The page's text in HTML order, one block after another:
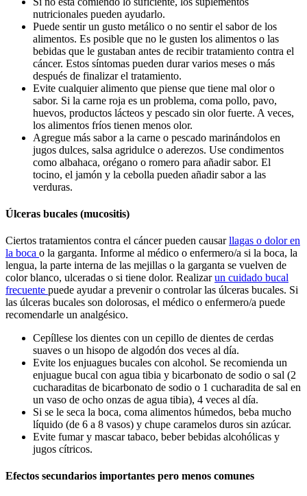
nutricionales pueden ayudarlo.
Puede sentir un gusto metálico o no sentir el sabor de los
alimentos. Es posible que no le gusten los alimentos o las
bebidas que le gustaban antes de recibir tratamiento contra el
cáncer. Estos síntomas pueden durar varios meses o más
después de finalizar el tratamiento.
Evite cualquier alimento que piense que tiene mal olor o
sabor. Si la carne roja es un problema, coma pollo, pavo,
huevos, productos lácteos y pescado sin olor fuerte. A veces,
los alimentos fríos tienen menos olor.
Agregue más sabor a la carne o pescado marinándolos en
jugos dulces, salsa agridulce o aderezos. Use condimentos
como albahaca, orégano o romero para añadir sabor. El
tocino, el jamón y la cebolla pueden añadir sabor a las
verduras.
Úlceras bucales (mucositis)
Ciertos tratamientos contra el cáncer pueden causarllagas o dolor en
la boca o la garganta. Informe al médico o enfermero/a si la boca, la
lengua, la parte interna de las mejillas o la garganta se vuelven de
color blanco, ulceradas o si tiene dolor. Realizarun cuidado bucal
frecuente puede ayudar a prevenir o controlar las úlceras bucales. Si
las úlceras bucales son dolorosas, el médico o enfermero/a puede
recomendarle un analgésico.
Cepíllese los dientes con un cepillo de dientes de cerdas
suaves o un hisopo de algodón dos veces al día.
Evite los enjuagues bucales con alcohol. Se recomienda un
enjuague bucal con agua tibia y bicarbonato de sodio o sal (2
cucharaditas de bicarbonato de sodio o 1 cucharadita de sal en
un vaso de ocho onzas de agua tibia), 4 veces al día.
Si se le seca la boca, coma alimentos húmedos, beba mucho
líquido (de 6 a 8 vasos) y chupe caramelos duros sin azúcar.
Evite fumar y mascar tabaco, beber bebidas alcohólicas y
jugos cítricos.
Efectos secundarios importantes pero menos comunes